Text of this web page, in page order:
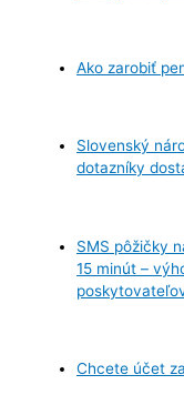
Ako zarobiť
Slovenský
dotazníky
SMS pôžičky
15 minút –
Chcete účet